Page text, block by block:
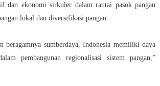
dan ekonomi sirkuler dalam rantai pasok pangan
lokal dan diversifikasi pangan.
beragamnya sumberdaya, Indonesia memiliki daya
pembangunan regionalisasi sistem pangan,”